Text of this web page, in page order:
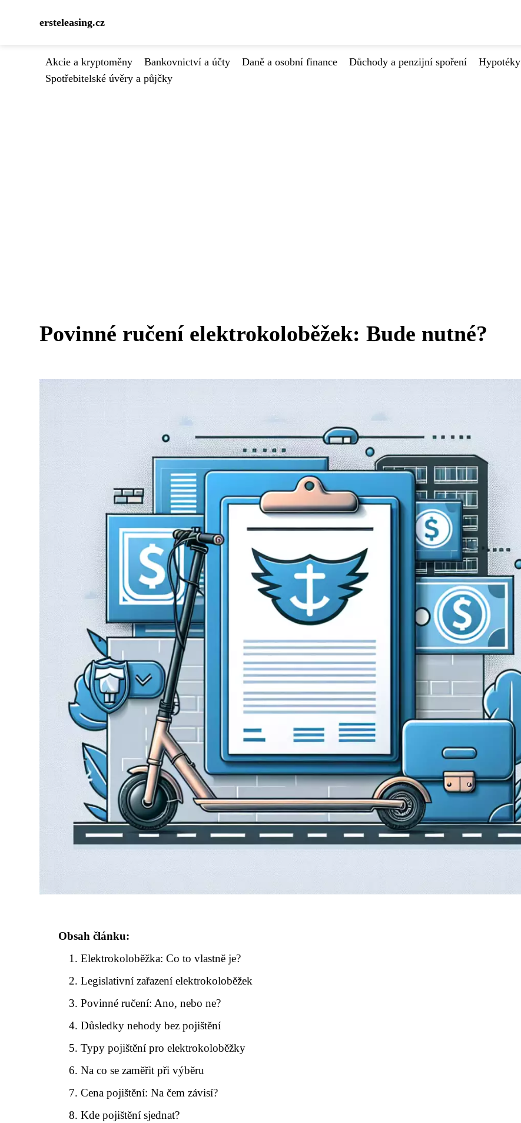
ersteleasing.cz
Akcie a kryptoměny Bankovnictví a účty Daně a osobní finance Důchody a penzijní spoření Hypotéky
Spotřebitelské úvěry a půjčky
Povinné ručení elektrokoloběžek: Bude nutné?
Obsah článku:
Elektrokoloběžka: Co to vlastně je?
Legislativní zařazení elektrokoloběžek
Povinné ručení: Ano, nebo ne?
Důsledky nehody bez pojištění
Typy pojištění pro elektrokoloběžky
Na co se zaměřit při výběru
Cena pojištění: Na čem závisí?
Kde pojištění sjednat?